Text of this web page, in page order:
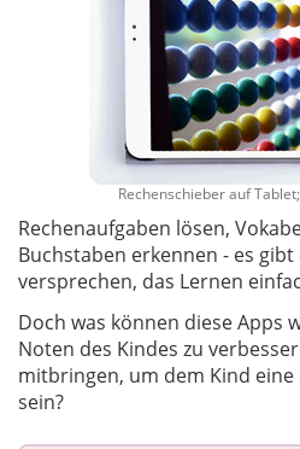
Rechenschieber auf
Rechenaufgaben lösen,
Buchstaben erkennen - es
versprechen, das Lernen
Doch was können diese Apps
Noten des Kindes zu
mitbringen, um dem Kind
sein?